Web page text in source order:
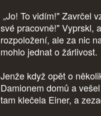
„Jo! To vidím!" Zavrčel
své pracovně!" Vyprskl,
rozpoložení, ale za nic
mohlo jednat o žárlivost.
Jenže když opět o
Damionem domů a
tam klečela Einer, a